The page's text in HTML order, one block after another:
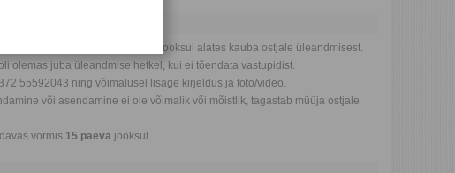
jooksul alates kauba ostjale üleandmisest.
olemas juba üleandmise hetkel, kui ei tõendata vastupidist.
55592043 ning võimalusel lisage kirjeldus ja foto/video.
või asendamine ei ole võimalik või mõistlik, tagastab müüja ostjale
vormis 15 päeva jooksul.